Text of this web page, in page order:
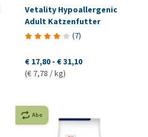
Vetality Hypoallergenic
Adult Katzenfutter
(7)
€ 17,80 - € 31,10
(€ 7,78 / kg)
Abo